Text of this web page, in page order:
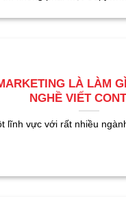
LÀ LÀM
NGHỀ VIẾT
lĩnh vực với rất nhiều